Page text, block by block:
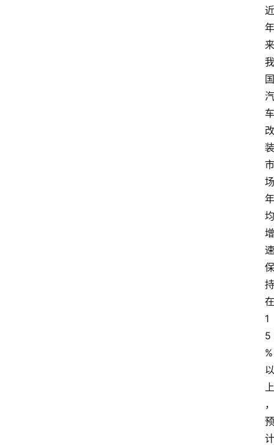
近
年
来
我
国
汽
车
改
装
市
场
年
均
增
速
保
持
在
1
5
%
以
上
，
预
计